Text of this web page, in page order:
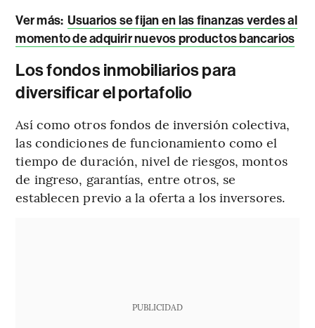
Ver más: Usuarios se fijan en las finanzas verdes al
momento de adquirir nuevos productos bancarios
Los fondos inmobiliarios para
diversificar el portafolio
Así como otros fondos de inversión colectiva,
las condiciones de funcionamiento como el
tiempo de duración, nivel de riesgos, montos
de ingreso, garantías, entre otros, se
establecen previo a la oferta a los inversores.
PUBLICIDAD